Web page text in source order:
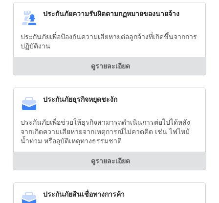
ประกันภัยความรับผิดตามกฏหมายของนายจ้าง
ประกันภัยเพื่อป้องกันความเสียหายต่อลูกจ้างที่เกิดขึ้นจากการ
ปฏิบัติงาน
ดูรายละเอียด
ประกันภัยธุรกิจหยุดชะงัก
ประกันภัยเพื่อช่วยให้ธุรกิจสามารถดำเนินการต่อไปได้หลัง
จากเกิดความเสียหายจากเหตุการณ์ไม่คาดคิด เช่น ไฟไหม้
น้ำท่วม หรืออุบัติเหตุทางธรรมชาติ
ดูรายละเอียด
ประกันภัยสินเชื่อทางการค้า